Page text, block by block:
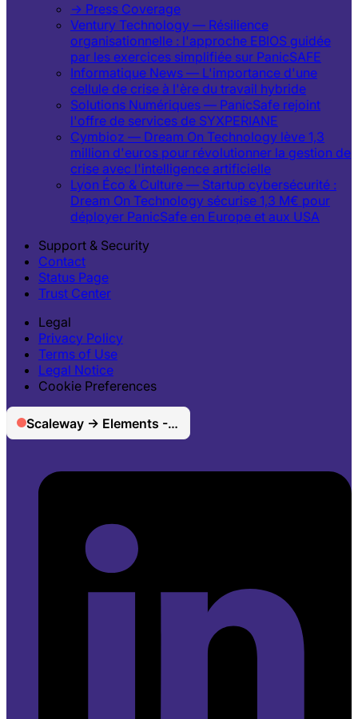
→ Press Coverage
Ventury Technology — Résilience
organisationnelle : l'approche EBIOS guidée
par les exercices simplifiée sur PanicSAFE
Informatique News — L'importance d'une
cellule de crise à l'ère du travail hybride
Solutions Numériques — PanicSafe rejoint
l'offre de services de SYXPERIANE
Cymbioz — Dream On Technology lève 1,3
million d'euros pour révolutionner la gestion de
crise avec l'intelligence artificielle
Lyon Éco & Culture — Startup cybersécurité :
Dream On Technology sécurise 1,3 M€ pour
déployer PanicSafe en Europe et aux USA
Support & Security
Contact
Status Page
Trust Center
Legal
Privacy Policy
Terms of Use
Legal Notice
Cookie Preferences